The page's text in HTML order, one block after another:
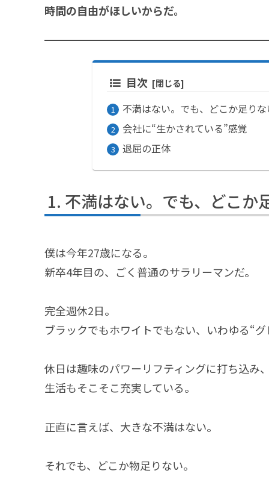
時間の自由がほしいからだ。
目次
不満はない。でも、どこか足りな
会社に“生かされている”感覚
退屈の正体
不満はない。でも、どこか
僕は今年27歳になる。
新卒4年目の、ごく普通のサラリーマンだ。
完全週休2日。
ブラックでもホワイトでもない、いわゆる“グ
休日は趣味のパワーリフティングに打ち込み、
生活もそこそこ充実している。
正直に言えば、大きな不満はない。
それでも、どこか物足りない。